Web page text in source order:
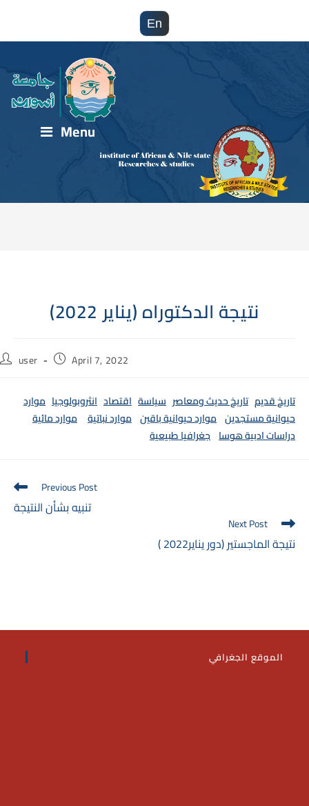
En
Menu
نتيجة الدكتوراه (يناير 2022)
Postuser Post
published:
April 7, 2022
تاريخ قديم تاريخ حديث ومعاصر سياسة اقتصاد انثروبولوجيا موارد
حيوانية مستجدين موارد حيوانية باقين موارد نباتية موارد مائية
دراسات ادبية هوسا جغرافيا طبيعية
Read
articles
Previous Post
تنبيه بشأن النتيجة
Next Post
نتيجة الماجستير (دور يناير2022 )
الموقع الجغرافي